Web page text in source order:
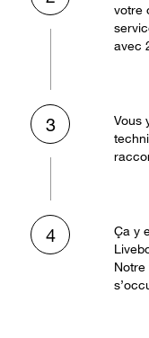
votre
avec
3
Vous
4
Ça y